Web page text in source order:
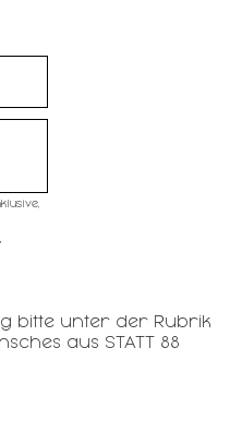
bitte unter der Rubrik
aus STATT 88